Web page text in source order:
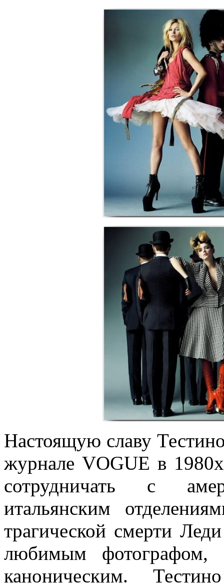
Настоящую славу
журнале VOGUE в
сотрудничать с
итальянским
трагической смерти
любимым фотографом,
каноническим.